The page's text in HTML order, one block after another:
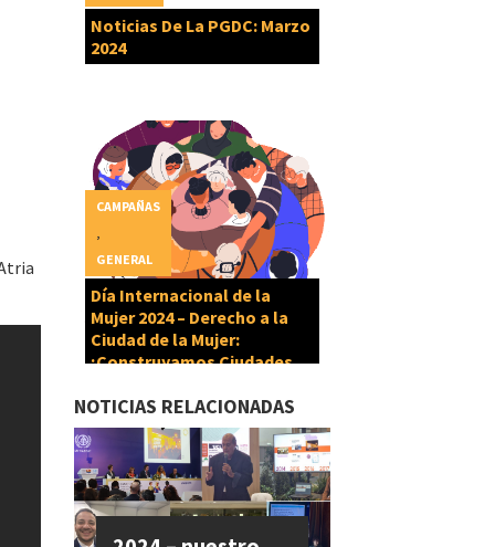
Noticias De La PGDC: Marzo
2024
Día Internacional de la
Mujer 2024 – Derecho a la
Ciudad de la Mujer:
¡Construyamos Ciudades
CAMPAÑAS
GENERAL
NOTICIAS RELACIONADAS